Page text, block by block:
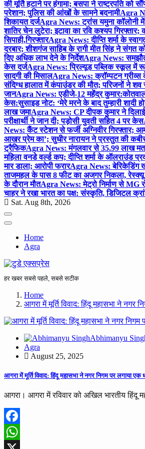
की मूर्ति हटाने पर हंगामा; बसपा ने राष्ट्रपति को
परेशान; पुलिस की आंखों के सामने बदनामीAgra
शिकायत दर्जAgra News: ट्रांस यमुना कॉलोनी
शातिर चेन लुटेरा; इटावा का रवि कश्यप
सिपाही,गिरफ्तारAgra News: दीप्ति शर्मा के
दरबार; शीशगंज साहिब के रागी मीत सिंह ने संगत
दिए अधिक लाभ देने के निर्देशAgra News:
केस दर्जAgra News: प्रिल्यूड पब्लिक स्कूल में
सादगी की मिसालAgra News: क्रॉम्पटन ग्रीव्स
संदिग्ध हालात में कंपाउंडर की मौत; परिजनों ने
जानAgra News: एडीजे-12 महेंद्र
केस:सुसाइड नोट: ‘मेरे मरने के बाद तुम्हारी शादी
लाख जमाAgra News: CP दीपक कुमार ने
परीक्षार्थी ने जान दी; पड़ोसी युवती सहित 4 पर केस
News: कैंट स्टेशन से फर्जी अग्निवीर गिरफ्तार;
आखर प्रेम का’; सुधीर नारायन ने प्रस्तुत की
ट्रैफिकAgra News: मंगलवार से 35.99 लाख
महिला वनडे वर्ल्ड कप; दीप्ति शर्मा के ऑलराउंड
मार डाला; आरोपी फरारAgra News: बेरिकेडिंग
ताजमहल के पास 8 फीट का अजगर निकला, रेस्क्यू
के दौरान मौतAgra News: मेट्रो निर्माण से MG
चाहर ने रखा भारत का पक्ष: संस्कृति, डिजिटल
Sat. Aug 8th, 2026
Home
Agra
हर खबर सबसे पहले, सबसे सटीक
Home
आगरा में मूर्ति विवाद: हिंदू महासभा ने नगर
Abhimanyu
Agra
August 25, 2025
आगरा में मूर्ति विवाद: हिंदू महासभा ने नगर निगम पर लगाया
आगरा। आगरा में रविवार को अखिल भारतीय हिंदू
Facebook